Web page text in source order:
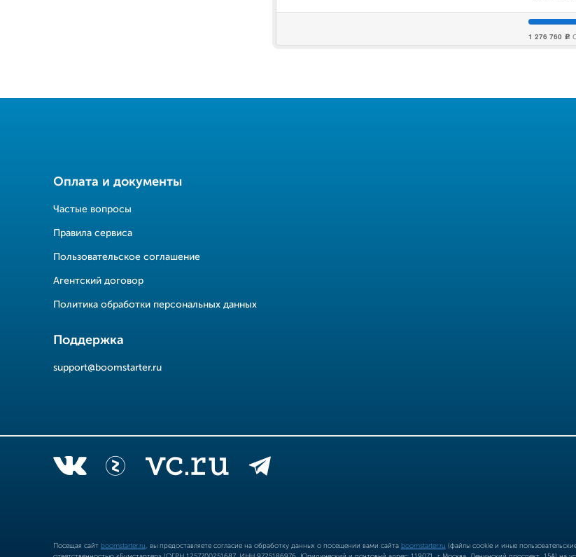
1 276 760 c
Оплата и документы
Частые вопросы
Правила сервиса
Пользовательское соглашение
Агентский договор
Политика обработки персональных данных
Поддержка
support@boomstarter.ru
Посещая сайт boomstarter.ru , вы предоставляете согласие на обработку данных о посещении вами сайта boomstarter.ru (файлы cookie и иные